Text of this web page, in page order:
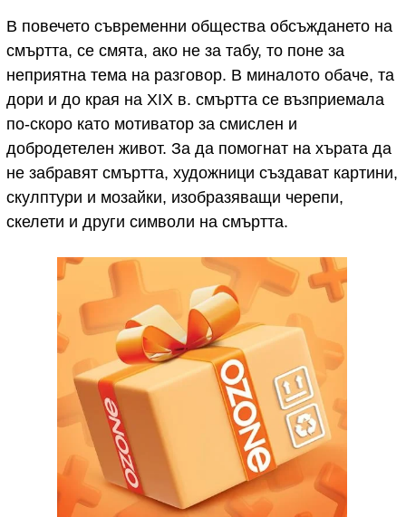
В повечето съвременни общества обсъждането на
смъртта, се смята, ако не за табу, то поне за
неприятна тема на разговор. В миналото обаче, та
дори и до края на XIX в. смъртта се възприемала
по-скоро като мотиватор за смислен и
добродетелен живот. За да помогнат на хърата да
не забравят смъртта, художници създават картини,
скулптури и мозайки, изобразяващи черепи,
скелети и други символи на смъртта.